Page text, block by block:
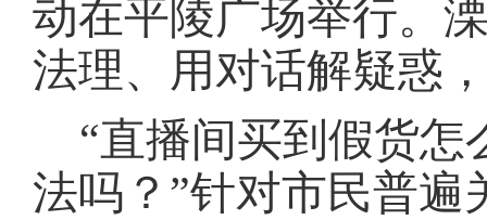
动在平陵广场举行。
法理、用对话解疑惑
“直播间买到假货怎
法吗？”针对市民普